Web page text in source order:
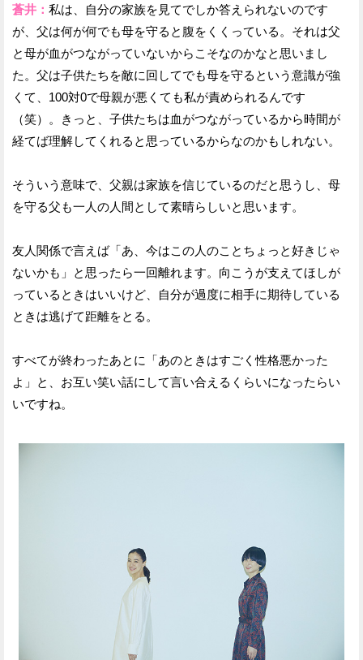
蒼井： 私は、自分の家族を見てでしか答えられないのです
が、父は何が何でも母を守ると腹をくくっている。それは父
と母が血がつながっていないからこそなのかなと思いまし
た。父は子供たちを敵に回してでも母を守るという意識が強
くて、100対0で母親が悪くても私が責められるんです
（笑）。きっと、子供たちは血がつながっているから時間が
経てば理解してくれると思っているからなのかもしれない。
そういう意味で、父親は家族を信じているのだと思うし、母
を守る父も一人の人間として素晴らしいと思います。
友人関係で言えば「あ、今はこの人のことちょっと好きじゃ
ないかも」と思ったら一回離れます。向こうが支えてほしが
っているときはいいけど、自分が過度に相手に期待している
ときは逃げて距離をとる。
すべてが終わったあとに「あのときはすごく性格悪かった
よ」と、お互い笑い話にして言い合えるくらいになったらい
いですね。